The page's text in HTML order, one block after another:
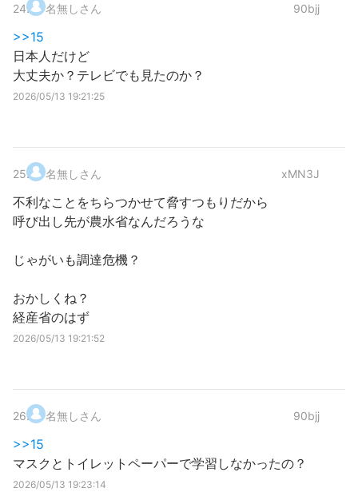
24. 名無しさん 90bjj
>>15
日本人だけど
大丈夫か？テレビでも見たのか？
2026/05/13 19:21:25
25. 名無しさん xMN3J
不利なことをちらつかせて脅すつもりだから
呼び出し先が農水省なんだろうな
じゃがいも調達危機？
おかしくね？
経産省のはず
2026/05/13 19:21:52
26. 名無しさん 90bjj
>>15
マスクとトイレットペーパーで学習しなかったの？
2026/05/13 19:23:14